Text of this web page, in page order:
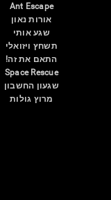
Ant Escape
אורות נאון
שגע אותי
תשחץ ויזואלי
התאם את זה!
Space Rescue
שגעון החשבון
מרוץ גולות